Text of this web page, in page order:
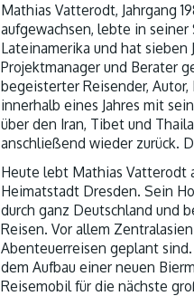
Mathias Vatterodt, Jahrgang
aufgewachsen, lebte in
Lateinamerika und hat sieben
Projektmanager und Berater
begeisterter Reisender,
innerhalb eines Jahres mit
über den Iran, Tibet und
anschließend wieder zurück.
Heute lebt Mathias Vatterodt
Heimatstadt Dresden. Sein
durch ganz Deutschland und
Reisen. Vor allem
Abenteuerreisen geplant
dem Aufbau einer neuen
Reisemobil für die nächste